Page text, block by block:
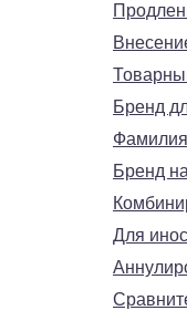
Бренд
Фамилия
Бренд
Для